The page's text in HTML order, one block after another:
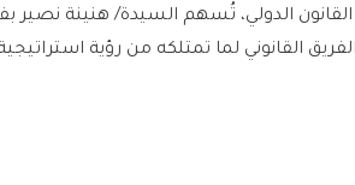
الدولي، تُسهم السيدة/ هنينة نصير
القانوني لما تمتلكه من رؤية